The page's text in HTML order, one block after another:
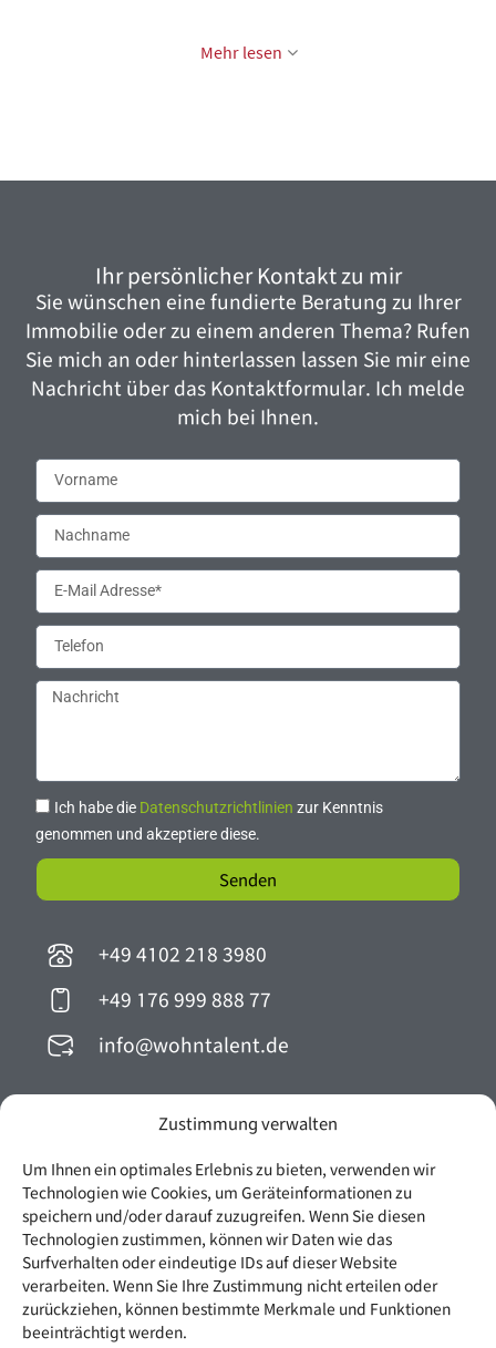
Zustimmung verwalten
Um Ihnen ein optimales Erlebnis zu bieten, verwenden wir
Technologien wie Cookies, um Geräteinformationen zu
speichern und/oder darauf zuzugreifen. Wenn Sie diesen
Technologien zustimmen, können wir Daten wie das
Surfverhalten oder eindeutige IDs auf dieser Website
verarbeiten. Wenn Sie Ihre Zustimmung nicht erteilen oder
zurückziehen, können bestimmte Merkmale und Funktionen
beeinträchtigt werden.
Ihr persönlicher Kontakt zu mir
Sie wünschen eine fundierte Beratung zu Ihrer
Immobilie oder zu einem anderen Thema? Rufen
Sie mich an oder hinterlassen lassen Sie mir eine
Nachricht über das Kontaktformular. Ich melde
mich bei Ihnen.
+49 4102 218 3980
+49 176 999 888 77
info@wohntalent.de
Widerruf Ihres Maklervertrags
Widerruf absenden
Ich habe die Datenschutzrichtlinien zur Kenntnis
genommen und akzeptiere diese.
Senden